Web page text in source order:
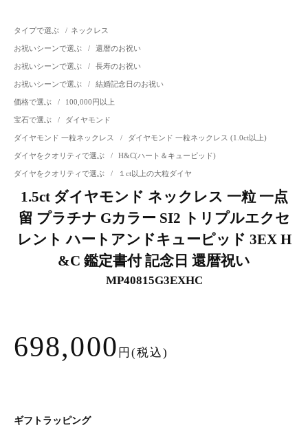
タイプで選ぶ / ネックレス
お祝いシーンで選ぶ / 還暦のお祝い
お祝いシーンで選ぶ / 長寿のお祝い
お祝いシーンで選ぶ / 結婚記念日のお祝い
価格で選ぶ / 100,000円以上
宝石で選ぶ / ダイヤモンド
ダイヤモンド 一粒ネックレス / ダイヤモンド 一粒ネックレス (1.0ct以上)
ダイヤをクオリティで選ぶ / H&C(ハート＆キューピッド)
ダイヤをクオリティで選ぶ / １ct以上の大粒ダイヤ
1.5ct ダイヤモンド ネックレス 一粒 一点
留 プラチナ Gカラー SI2 トリプルエクセ
レント ハートアンドキューピッド 3EX H
&C 鑑定書付 記念日 還暦祝い
MP40815G3EXHC
698,000 円(税込)
ギフトラッピング